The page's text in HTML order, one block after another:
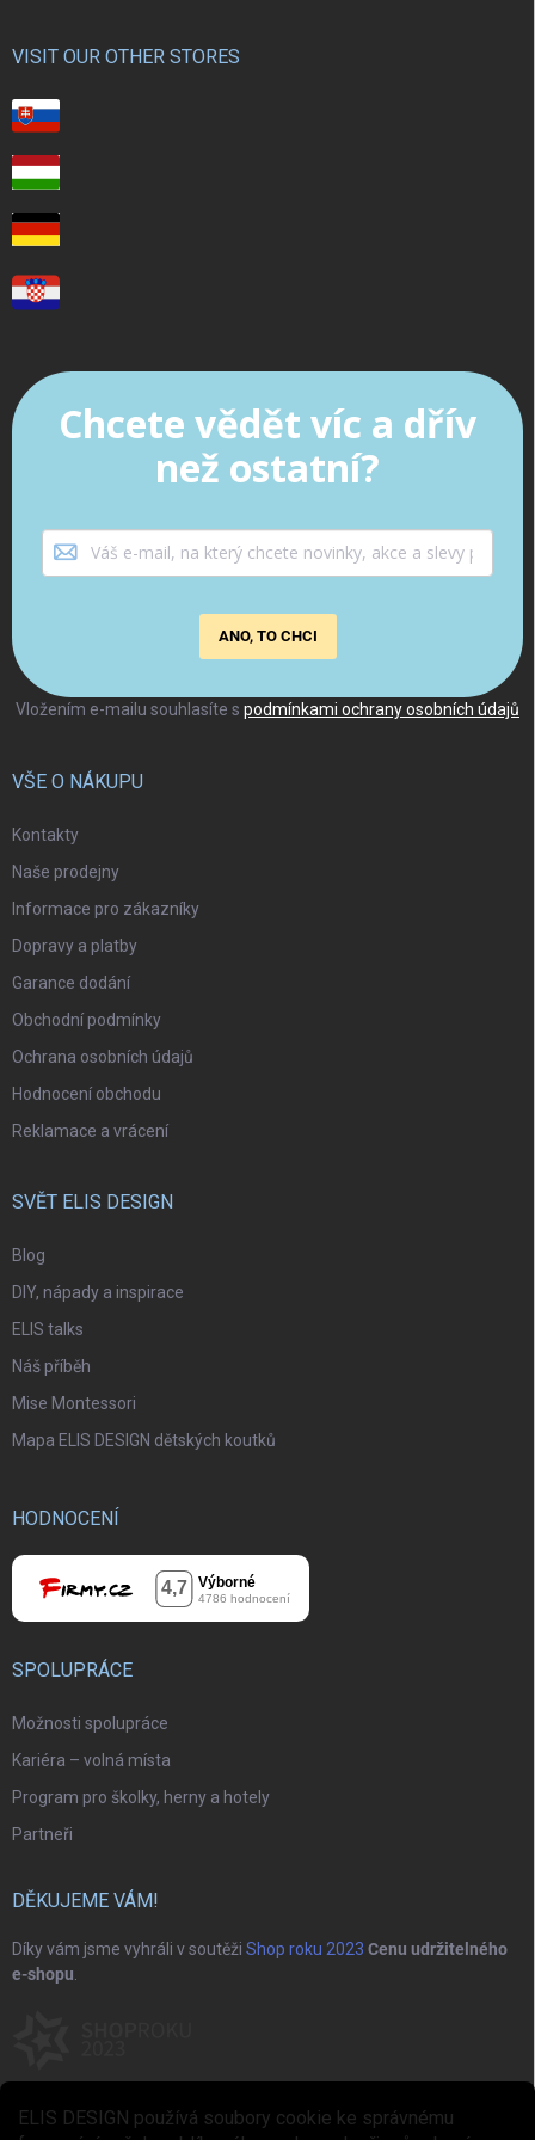
ELIS DESIGN používá soubory cookie ke správnému
Vložením e-mailu souhlasíte s podmínkami ochrany osobních údajů
Chcete vědět víc a dřív
než ostatní?
ANO, TO CHCI
VISIT OUR OTHER STORES
VŠE O NÁKUPU
Kontakty
Naše prodejny
Informace pro zákazníky
Dopravy a platby
Garance dodání
Obchodní podmínky
Ochrana osobních údajů
Hodnocení obchodu
Reklamace a vrácení
SVĚT ELIS DESIGN
Blog
DIY, nápady a inspirace
ELIS talks
Náš příběh
Mise Montessori
Mapa ELIS DESIGN dětských koutků
HODNOCENÍ
SPOLUPRÁCE
Možnosti spolupráce
Kariéra – volná místa
Program pro školky, herny a hotely
Partneři
DĚKUJEME VÁM!
Díky vám jsme vyhráli v soutěži Shop roku 2023 Cenu udržitelného
e-shopu